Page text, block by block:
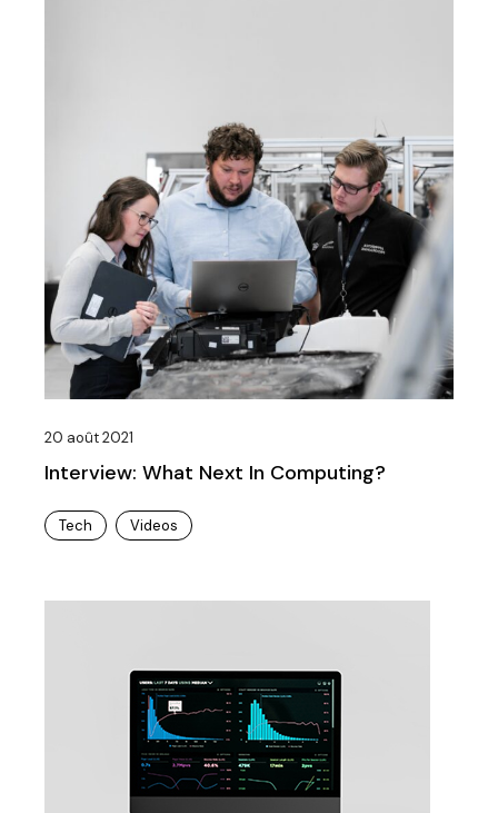
20 août 2021
Interview: What Next In Computing?
Tech Videos